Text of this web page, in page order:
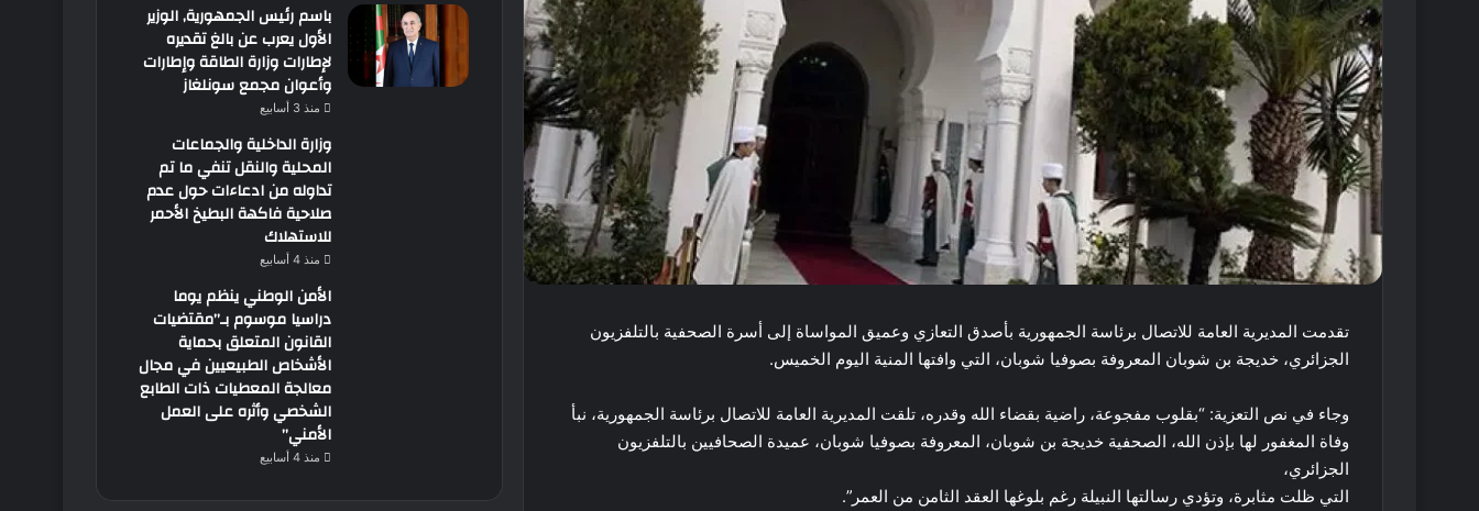
تقدمت المديرية العامة للاتصال برئاسة الجمهورية بأصدق التعازي وعميق المواساة إلى أسرة الصحفية بالتلفزيون
الجزائري، خديجة بن شوبان المعروفة بصوفيا شوبان، التي وافتها المنية اليوم الخميس.
وجاء في نص التعزية: “بقلوب مفجوعة، راضية بقضاء الله وقدره، تلقت المديرية العامة للاتصال برئاسة الجمهورية، نبأ
وفاة المغفور لها بإذن الله، الصحفية خديجة بن شوبان، المعروفة بصوفيا شوبان، عميدة الصحافيين بالتلفزيون
الجزائري،
التي ظلت مثابرة، وتؤدي رسالتها النبيلة رغم بلوغها العقد الثامن من العمر”.
باسم رئيس الجمهورية, الوزير
الأول يعرب عن بالغ تقديره
لإطارات وزارة الطاقة وإطارات
وأعوان مجمع سونلغاز
منذ 3 أسابيع
وزارة الداخلية والجماعات
المحلية والنقل تنفي ما تم
تداوله من ادعاءات حول عدم
صلاحية فاكهة البطيخ الأحمر
للاستهلاك
منذ 4 أسابيع
الأمن الوطني ينظم يوما
دراسيا موسوم بـ”مقتضيات
القانون المتعلق بحماية
الأشخاص الطبيعيين في مجال
معالجة المعطيات ذات الطابع
الشخصي وأثره على العمل
الأمني”
منذ 4 أسابيع